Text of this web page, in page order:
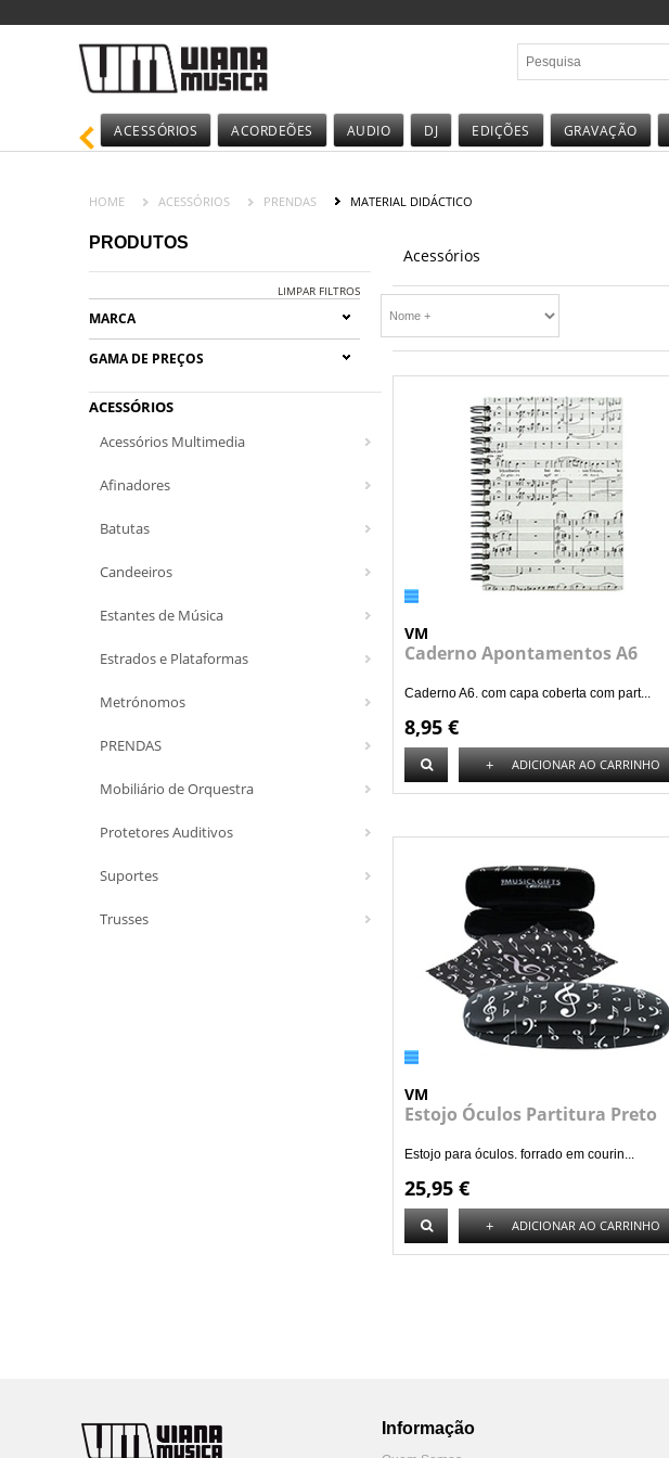
ACESSÓRIOS ACORDEÕES AUDIO DJ EDIÇÕES GRAVAÇÃO
HOME ACESSÓRIOS PRENDAS MATERIAL DIDÁCTICO
PRODUTOS
LIMPAR FILTROS
MARCA
GAMA DE PREÇOS
ACESSÓRIOS
Acessórios Multimedia
Afinadores
Batutas
Candeeiros
Estantes de Música
Estrados e Plataformas
Metrónomos
PRENDAS
Mobiliário de Orquestra
Protetores Auditivos
Suportes
Trusses
Acessórios
VM
Caderno Apontamentos A6
Caderno A6. com capa coberta com part...
8,95 €
+ ADICIONAR AO CARRINHO
VM
Estojo Óculos Partitura Preto
Estojo para óculos. forrado em courin...
25,95 €
+ ADICIONAR AO CARRINHO
Informação